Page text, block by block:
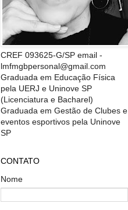
CREF 093625-G/SP email -
lmfmgbpersonal@gmail.com
Graduada em Educação Física
pela UERJ e Uninove SP
(Licenciatura e Bacharel)
Graduada em Gestão de Clubes e
eventos esportivos pela Uninove
SP
CONTATO
Nome